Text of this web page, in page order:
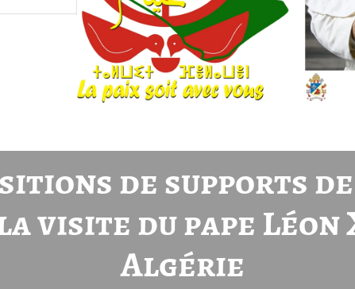
de supports
visite du pape Léon
Algérie